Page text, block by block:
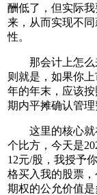
酬低了，但实际
来，从而实现不
性。
那会计上怎么
则就是，如果你
年的年末，应该
期内平摊确认管理
这里的核心就
个比方，今天是
12元/股，我授予
格买入我的股票
期权的公允价值